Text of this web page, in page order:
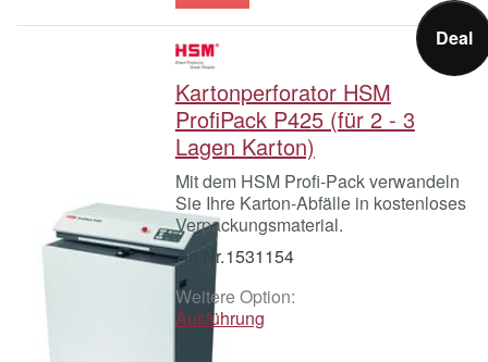
Kartonperforator HSM
ProfiPack P425 (für 2 - 3
Lagen Karton)
Mit dem HSM Profi-Pack verwandeln
Sie Ihre Karton-Abfälle in kostenloses
Verpackungsmaterial.
Art.Nr.1531154
Weitere Option:
Ausführung
Deal